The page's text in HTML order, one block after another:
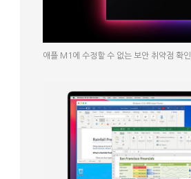
애플 M1에 수정할 수 없는 보안 취약점 확인